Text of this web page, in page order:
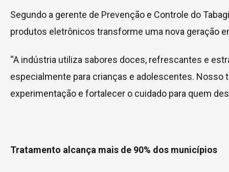
Segundo a gerente de Prevenção e Controle do
produtos eletrônicos transforme uma nova geração
“A indústria utiliza sabores doces, refrescantes e
especialmente para crianças e adolescentes. Nosso
experimentação e fortalecer o cuidado para quem
Tratamento alcança mais de 90% dos municípios